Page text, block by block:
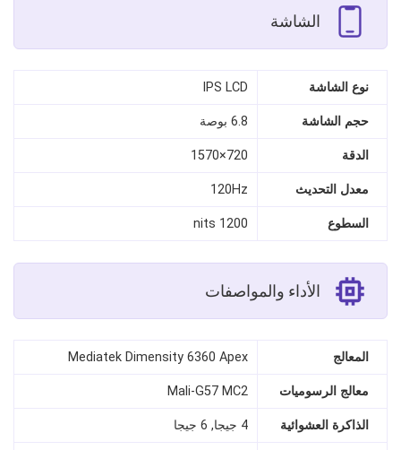
الشاشة
نوع الشاشة IPS LCD
حجم الشاشة 6.8 بوصة
الدقة 720×1570
معدل التحديث 120Hz
السطوع 1200 nits
الأداء والمواصفات
المعالج Mediatek Dimensity 6360 Apex
معالج الرسوميات Mali-G57 MC2
الذاكرة العشوائية 4 جيجا, 6 جيجا